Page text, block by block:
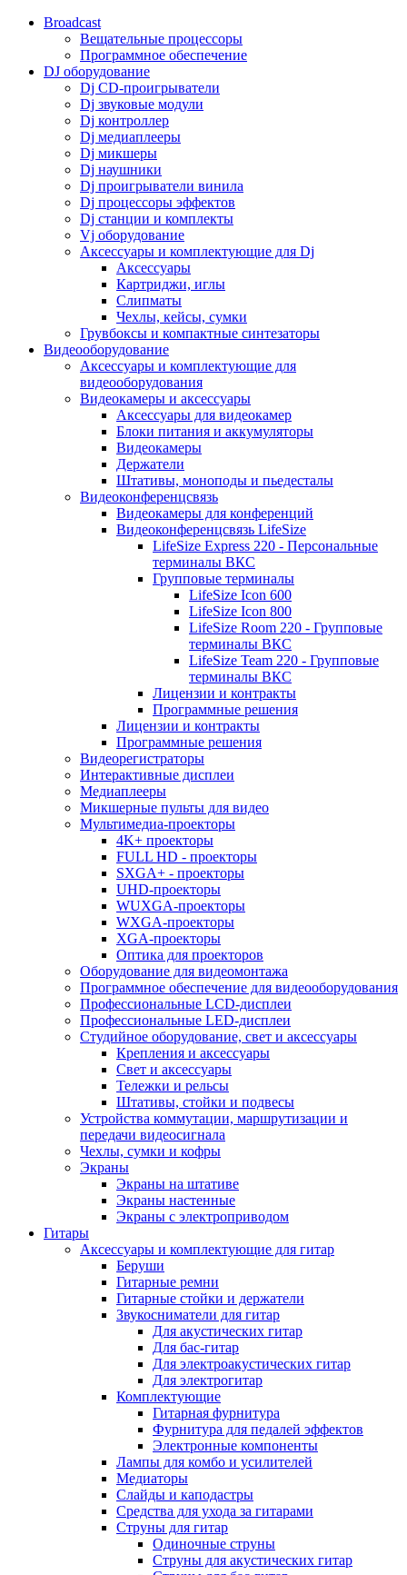
Broadcast
Вещательные процессоры
Программное обеспечение
DJ оборудование
Dj CD-проигрыватели
Dj звуковые модули
Dj контроллер
Dj медиаплееры
Dj микшеры
Dj наушники
Dj проигрыватели винила
Dj процессоры эффектов
Dj станции и комплекты
Vj оборудование
Аксессуары и комплектующие для Dj
Аксессуары
Картриджи, иглы
Слипматы
Чехлы, кейсы, сумки
Грувбоксы и компактные синтезаторы
Видеооборудование
Аксессуары и комплектующие для
видеооборудования
Видеокамеры и аксессуары
Аксессуары для видеокамер
Блоки питания и аккумуляторы
Видеокамеры
Держатели
Штативы, моноподы и пьедесталы
Видеоконференцсвязь
Видеокамеры для конференций
Видеоконференцсвязь LifeSize
LifeSize Express 220 - Персональные
терминалы ВКС
Групповые терминалы
LifeSize Icon 600
LifeSize Icon 800
LifeSize Room 220 - Групповые
терминалы ВКС
LifeSize Team 220 - Групповые
терминалы ВКС
Лицензии и контракты
Программные решения
Лицензии и контракты
Программные решения
Видеорегистраторы
Интерактивные дисплеи
Медиаплееры
Микшерные пульты для видео
Мультимедиа-проекторы
4K+ проекторы
FULL HD - проекторы
SXGA+ - проекторы
UHD-проекторы
WUXGA-проекторы
WXGA-проекторы
XGA-проекторы
Оптика для проекторов
Оборудование для видеомонтажа
Программное обеспечение для видеооборудования
Профессиональные LCD-дисплеи
Профессиональные LED-дисплеи
Студийное оборудование, свет и аксессуары
Крепления и аксессуары
Свет и аксессуары
Тележки и рельсы
Штативы, стойки и подвесы
Устройства коммутации, маршрутизации и
передачи видеосигнала
Чехлы, сумки и кофры
Экраны
Экраны на штативе
Экраны настенные
Экраны с электроприводом
Гитары
Аксессуары и комплектующие для гитар
Беруши
Гитарные ремни
Гитарные стойки и держатели
Звукосниматели для гитар
Для акустических гитар
Для бас-гитар
Для электроакустических гитар
Для электрогитар
Комплектующие
Гитарная фурнитура
Фурнитура для педалей эффектов
Электронные компоненты
Лампы для комбо и усилителей
Медиаторы
Слайды и каподастры
Средства для ухода за гитарами
Струны для гитар
Одиночные струны
Струны для акустических гитар